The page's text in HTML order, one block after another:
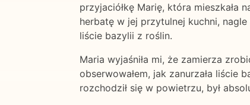
przyjaciółkę Marię, która mieszkała
herbatę w jej przytulnej kuchni, nagle
liście bazylii z roślin.
Maria wyjaśniła mi, że zamierza
obserwowałem, jak zanurzała liście
rozchodził się w powietrzu, był